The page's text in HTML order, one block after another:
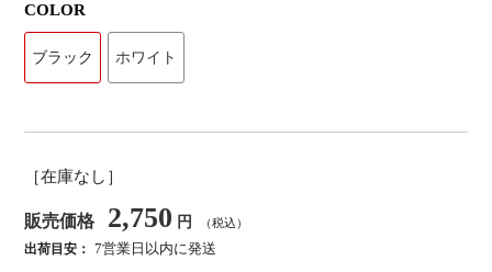
COLOR
ブラック ホワイト
［在庫なし］
販売価格 2,750 円 （税込）
出荷目安： 7営業日以内に発送